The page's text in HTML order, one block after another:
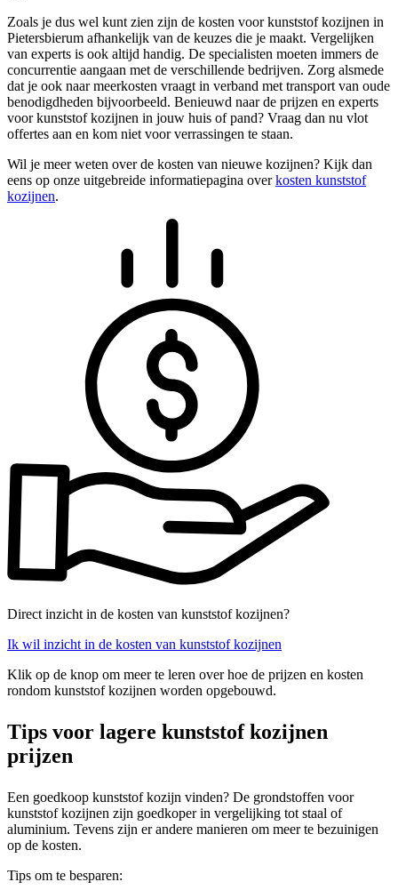
Zoals je dus wel kunt zien zijn de kosten voor kunststof kozijnen in
Pietersbierum afhankelijk van de keuzes die je maakt. Vergelijken
van experts is ook altijd handig. De specialisten moeten immers de
concurrentie aangaan met de verschillende bedrijven. Zorg alsmede
dat je ook naar meerkosten vraagt in verband met transport van oude
benodigdheden bijvoorbeeld. Benieuwd naar de prijzen en experts
voor kunststof kozijnen in jouw huis of pand? Vraag dan nu vlot
offertes aan en kom niet voor verrassingen te staan.
Wil je meer weten over de kosten van nieuwe kozijnen? Kijk dan
eens op onze uitgebreide informatiepagina overkosten kunststof
kozijnen.
Direct inzicht in de kosten van kunststof kozijnen?
Ik wil inzicht in de kosten van kunststof kozijnen
Klik op de knop om meer te leren over hoe de prijzen en kosten
rondom kunststof kozijnen worden opgebouwd.
Tips voor lagere kunststof kozijnen
prijzen
Een goedkoop kunststof kozijn vinden? De grondstoffen voor
kunststof kozijnen zijn goedkoper in vergelijking tot staal of
aluminium. Tevens zijn er andere manieren om meer te bezuinigen
op de kosten.
Tips om te besparen: